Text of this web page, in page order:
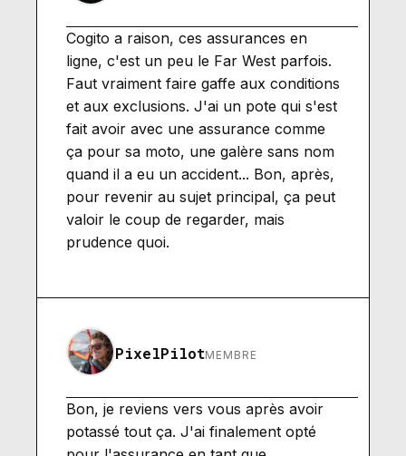
Cogito a raison, ces assurances en
ligne, c'est un peu le Far West parfois.
Faut vraiment faire gaffe aux conditions
et aux exclusions. J'ai un pote qui s'est
fait avoir avec une assurance comme
ça pour sa moto, une galère sans nom
quand il a eu un accident... Bon, après,
pour revenir au sujet principal, ça peut
valoir le coup de regarder, mais
prudence quoi.
PixelPilotMEMBRE
Bon, je reviens vers vous après avoir
potassé tout ça. J'ai finalement opté